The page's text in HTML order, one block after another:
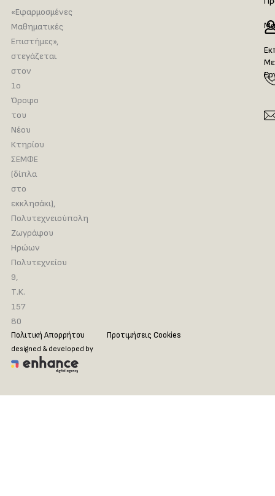
«Εφαρμοσμένες
Μαθηματικές
Επιστήμες»,
στεγάζεται
στον
1ο
Όροφο
του
Νέου
Κτηρίου
ΣΕΜΦΕ
(δίπλα
στο
εκκλησάκι),
Πολυτεχνειούπολη
Ζωγράφου
Ηρώων
Πολυτεχνείου
9,
Τ.Κ.
157
80
Πολιτική Απορρήτου Προτιμήσεις Cookies
designed & developed by